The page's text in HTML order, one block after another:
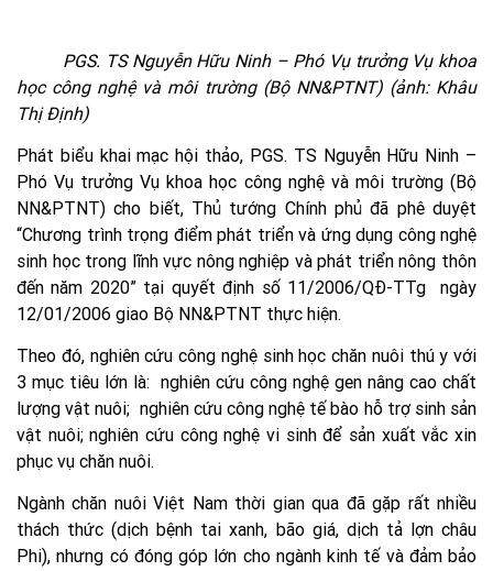
PGS. TS Nguyễn Hữu Ninh – Phó Vụ trưởng Vụ khoa
học công nghệ và môi trường (Bộ NN&PTNT) (ảnh: Khâu
Thị Định)
Phát biểu khai mạc hội thảo, PGS. TS Nguyễn Hữu Ninh –
Phó Vụ trưởng Vụ khoa học công nghệ và môi trường (Bộ
NN&PTNT) cho biết, Thủ tướng Chính phủ đã phê duyệt
“Chương trình trọng điểm phát triển và ứng dụng công nghệ
sinh học trong lĩnh vực nông nghiệp và phát triển nông thôn
đến năm 2020” tại quyết định số 11/2006/QĐ-TTg ngày
12/01/2006 giao Bộ NN&PTNT thực hiện.
Theo đó, nghiên cứu công nghệ sinh học chăn nuôi thú y với
3 mục tiêu lớn là: nghiên cứu công nghệ gen nâng cao chất
lượng vật nuôi; nghiên cứu công nghệ tế bào hỗ trợ sinh sản
vật nuôi; nghiên cứu công nghệ vi sinh để sản xuất vắc xin
phục vụ chăn nuôi.
Ngành chăn nuôi Việt Nam thời gian qua đã gặp rất nhiều
thách thức (dịch bệnh tai xanh, bão giá, dịch tả lợn châu
Phi), nhưng có đóng góp lớn cho ngành kinh tế và đảm bảo